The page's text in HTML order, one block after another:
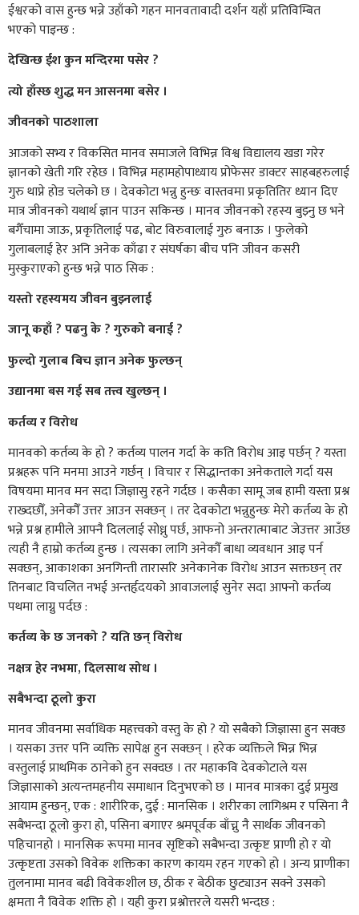
ईश्वरको वास हुन्छ भन्ने उहाँको गहन मानवतावादी दर्शन यहाँ प्रतिविम्बित
भएको पाइन्छ :
देखिन्छ ईश कुन मन्दिरमा पसेर ?
त्यो हाँस्छ शुद्ध मन आसनमा बसेर ।
जीवनको पाठशाला
आजको सभ्य र विकसित मानव समाजले विभिन्न विश्व विद्यालय खडा गरेर
ज्ञानको खेती गरि रहेछ । विभिन्न महामहोपाध्याय प्रोफेसर डाक्टर साहबहरुलाई
गुरु थाप्ने होड चलेको छ । देवकोटा भन्नु हुन्छः वास्तवमा प्रकृतितिर ध्यान दिए
मात्र जीवनको यथार्थ ज्ञान पाउन सकिन्छ । मानव जीवनको रहस्य बुझ्नु छ भने
बगैँचामा जाऊ, प्रकृतिलाई पढ, बोट विरुवालाई गुरु बनाऊ । फुलेको
गुलाबलाई हेर अनि अनेक काँढा र संघर्षका बीच पनि जीवन कसरी
मुस्कुराएको हुन्छ भन्ने पाठ सिक :
यस्तो रहस्यमय जीवन बुझ्नलाई
जानू कहाँ ? पढनु के ? गुरुको बनाई ?
फुल्दो गुलाब बिच ज्ञान अनेक फुल्छन्
उद्यानमा बस गई सब तत्त्व खुल्छन् ।
कर्तव्य र विरोध
मानवको कर्तव्य के हो ? कर्तव्य पालन गर्दा के कति विरोध आइ पर्छन् ? यस्ता
प्रश्नहरू पनि मनमा आउने गर्छन् । विचार र सिद्धान्तका अनेकताले गर्दा यस
विषयमा मानव मन सदा जिज्ञासु रहने गर्दछ । कसैका सामू जब हामी यस्ता प्रश्न
राख्दछौँ, अनेकौँ उत्तर आउन सक्छन् । तर देवकोटा भन्नुहुन्छः मेरो कर्तव्य के हो
भन्ने प्रश्न हामीले आफ्नै दिललाई सोध्नु पर्छ, आफनो अन्तरात्माबाट जेउत्तर आउँछ
त्यही नै हाम्रो कर्तव्य हुन्छ । त्यसका लागि अनेकौँ बाधा व्यवधान आइ पर्न
सक्छन्, आकाशका अनगिन्ती तारासरि अनेकानेक विरोध आउन सक्तछन् तर
तिनबाट विचलित नभई अन्तर्हृदयको आवाजलाई सुनेर सदा आफ्नो कर्तव्य
पथमा लाग्नु पर्दछ :
कर्तव्य के छ जनको ? यति छन् विरोध
नक्षत्र हेर नभमा, दिलसाथ सोध ।
सबैभन्दा ठूलो कुरा
मानव जीवनमा सर्वाधिक महत्त्वको वस्तु के हो ? यो सबैको जिज्ञासा हुन सक्छ
। यसका उत्तर पनि व्यक्ति सापेक्ष हुन सक्छन् । हरेक व्यक्तिले भिन्न भिन्न
वस्तुलाई प्राथमिक ठानेको हुन सक्दछ । तर महाकवि देवकोटाले यस
जिज्ञासाको अत्यन्तमहनीय समाधान दिनुभएको छ । मानव मात्रका दुई प्रमुख
आयाम हुन्छन्, एक : शारीरिक, दुई : मानसिक । शरीरका लागिश्रम र पसिना नै
सबैभन्दा ठूलो कुरा हो, पसिना बगाएर श्रमपूर्वक बाँच्नु नै सार्थक जीवनको
पहिचानहो । मानसिक रूपमा मानव सृष्टिको सबैभन्दा उत्कृष्ट प्राणी हो र यो
उत्कृष्टता उसको विवेक शक्तिका कारण कायम रहन गएको हो । अन्य प्राणीका
तुलनामा मानव बढी विवेकशील छ, ठीक र बेठीक छुट्याउन सक्ने उसको
क्षमता नै विवेक शक्ति हो । यही कुरा प्रश्नोत्तरले यसरी भन्दछ :